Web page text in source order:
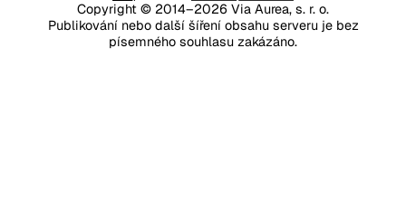
Copyright © 2014–2026 Via Aurea, s. r. o.
Publikování nebo další šíření obsahu serveru je bez
písemného souhlasu zakázáno.